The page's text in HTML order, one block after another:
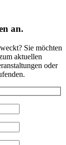
an.
Sie möchten
aktuellen
oder